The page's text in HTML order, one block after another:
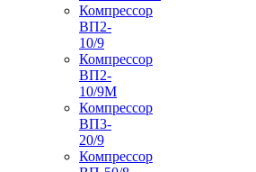
Компрессор
ВП2-
10/9
Компрессор
ВП2-
10/9М
Компрессор
ВП3-
20/9
Компрессор